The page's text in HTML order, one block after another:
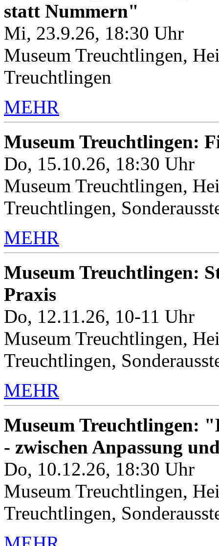
statt Nummern"
Mi, 23.9.26, 18:30 Uhr
Museum Treuchtlingen,
Treuchtlingen
MEHR
Museum Treuchtlingen:
Do, 15.10.26, 18:30 Uhr
Museum Treuchtlingen,
Treuchtlingen,
MEHR
Museum Treuchtlingen:
Praxis
Do, 12.11.26, 10-11 Uhr
Museum Treuchtlingen,
Treuchtlingen,
MEHR
Museum Treuchtlingen:
- zwischen Anpassung
Do, 10.12.26, 18:30 Uhr
Museum Treuchtlingen,
Treuchtlingen,